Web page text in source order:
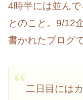
4時半には並ん
とのこと。9/12
書かれたブログで
二日目には